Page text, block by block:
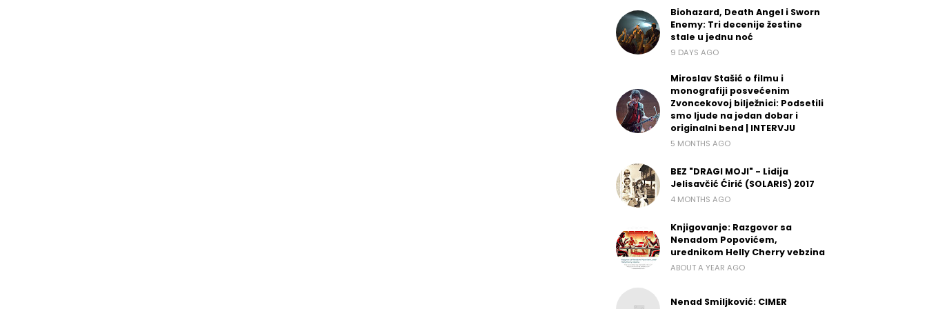
Biohazard, Death Angel i Sworn
Enemy: Tri decenije žestine
stale u jednu noć
9 DAYS AGO
Miroslav Stašić o filmu i
monografiji posvećenim
Zvoncekovoj bilježnici: Podsetili
smo ljude na jedan dobar i
originalni bend | INTERVJU
5 MONTHS AGO
BEZ "DRAGI MOJI" - Lidija
Jelisavčić Ćirić (SOLARIS) 2017
4 MONTHS AGO
Knjigovanje: Razgovor sa
Nenadom Popovićem,
urednikom Helly Cherry vebzina
ABOUT A YEAR AGO
Nenad Smiljković: CIMER